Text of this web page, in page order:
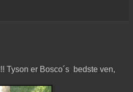
Tyson er Bosco´s bedste ven,